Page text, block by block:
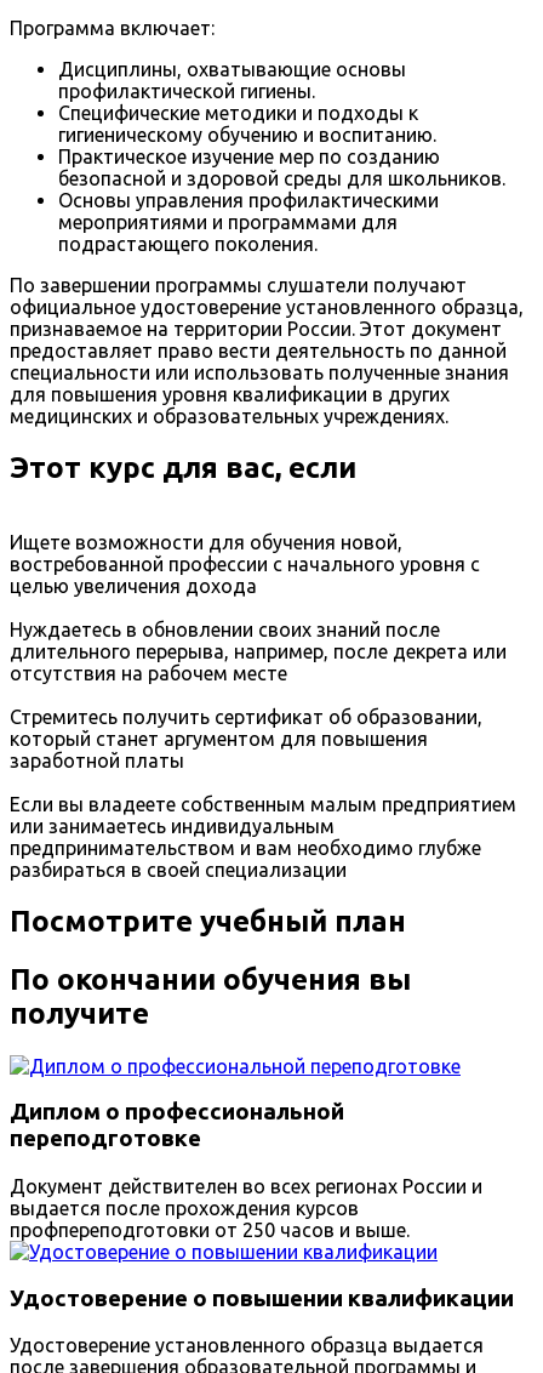
Программа включает:
Дисциплины, охватывающие основы
профилактической гигиены.
Специфические методики и подходы к
гигиеническому обучению и воспитанию.
Практическое изучение мер по созданию
безопасной и здоровой среды для школьников.
Основы управления профилактическими
мероприятиями и программами для
подрастающего поколения.
По завершении программы слушатели получают
официальное удостоверение установленного образца,
признаваемое на территории России. Этот документ
предоставляет право вести деятельность по данной
специальности или использовать полученные знания
для повышения уровня квалификации в других
медицинских и образовательных учреждениях.
Этот курс для вас, если
Ищете возможности для обучения новой,
востребованной профессии с начального уровня с
целью увеличения дохода
Нуждаетесь в обновлении своих знаний после
длительного перерыва, например, после декрета или
отсутствия на рабочем месте
Стремитесь получить сертификат об образовании,
который станет аргументом для повышения
заработной платы
Если вы владеете собственным малым предприятием
или занимаетесь индивидуальным
предпринимательством и вам необходимо глубже
разбираться в своей специализации
Посмотрите учебный план
По окончании обучения вы
получите
Диплом о профессиональной
переподготовке
Документ действителен во всех регионах России и
выдается после прохождения курсов
профпереподготовки от 250 часов и выше.
Удостоверение о повышении квалификации
Удостоверение установленного образца выдается
после завершения образовательной программы и